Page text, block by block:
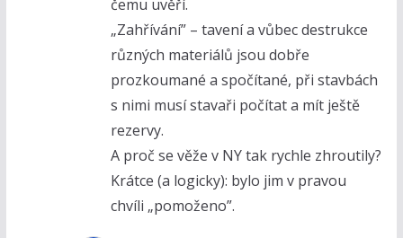
čemu uvěří.
„Zahřívání” – tavení a vůbec destrukce
různých materiálů jsou dobře
prozkoumané a spočítané, při stavbách
s nimi musí stavaři počítat a mít ještě
rezervy.
A proč se věže v NY tak rychle zhroutily?
Krátce (a logicky): bylo jim v pravou
chvíli „pomoženo”.